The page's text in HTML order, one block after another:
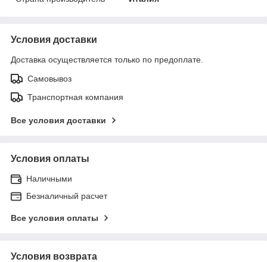
Условия доставки
Доставка осуществляется только по предоплате.
Самовывоз
Транспортная компания
Все условия доставки
Условия оплаты
Наличными
Безналичный расчет
Все условия оплаты
Условия возврата